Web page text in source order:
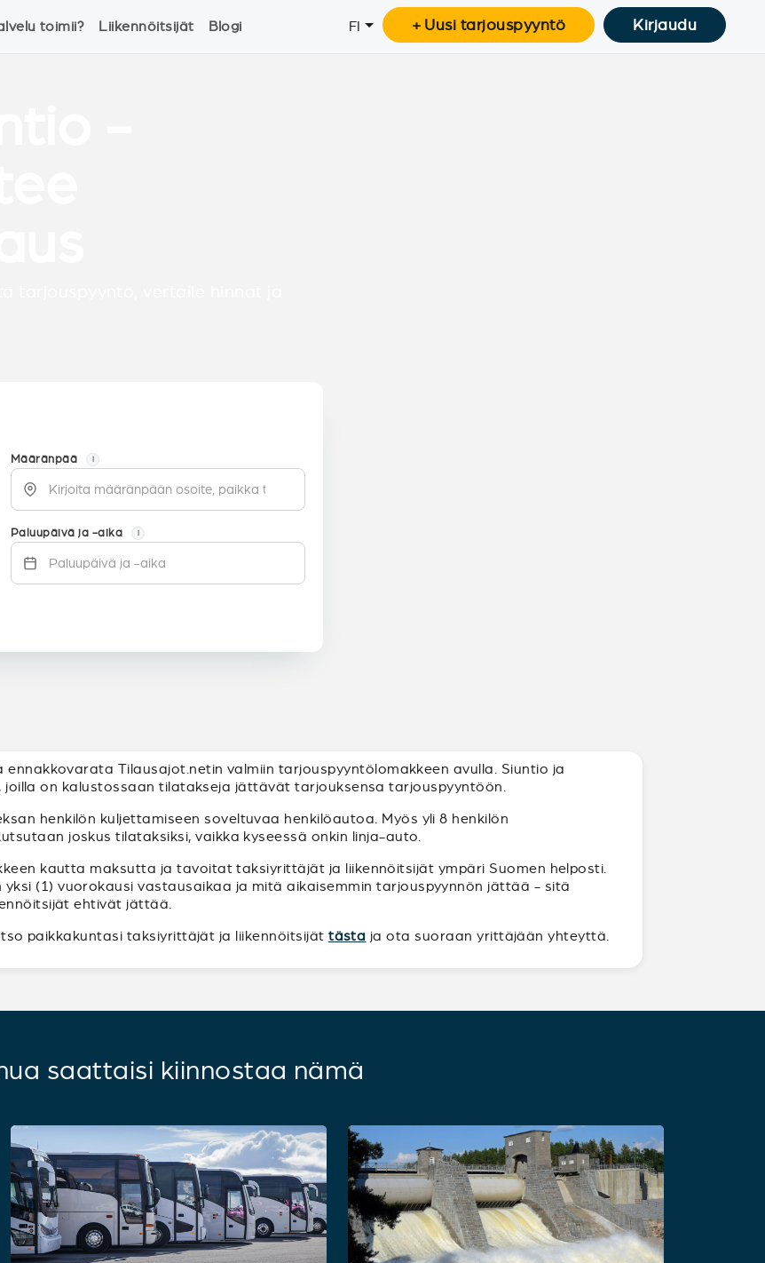
toimii? Liikennöitsijät Blogi FI + Uusi tarjouspyyntö Kirjaudu
Määränpää i
Paluupäivä ja -aika i
Tilausajot.netin valmiin tarjouspyyntölomakkeen avulla. Siuntio ja
on kalustossaan tilatakseja jättävät tarjouksensa tarjouspyyntöön.
henkilön kuljettamiseen soveltuvaa henkilöautoa. Myös yli 8 henkilön
joskus tilataksiksi, vaikka kyseessä onkin linja-auto.
kautta maksutta ja tavoitat taksiyrittäjät ja liikennöitsijät ympäri Suomen helposti.
(1) vuorokausi vastausaikaa ja mitä aikaisemmin tarjouspyynnön jättää - sitä
ehtivät jättää.
paikkakuntasi taksiyrittäjät ja liikennöitsijättästa ja ota suoraan yrittäjään yhteyttä.
saattaisi kiinnostaa nämä